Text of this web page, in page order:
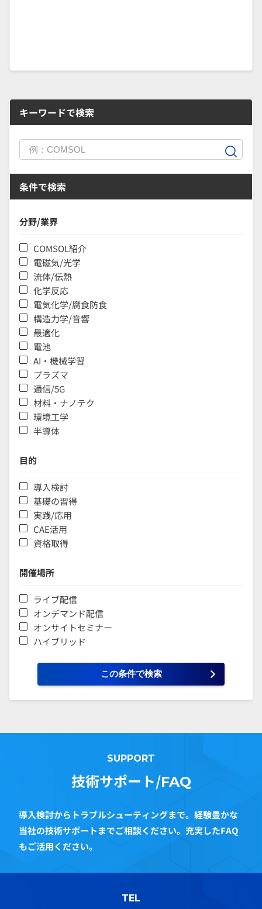
キーワードで検索
条件で検索
分野/業界
COMSOL紹介
電磁気/光学
流体/伝熱
化学反応
電気化学/腐食防食
構造力学/音響
最適化
電池
AI・機械学習
プラズマ
通信/5G
材料・ナノテク
環境工学
半導体
目的
導入検討
基礎の習得
実践/応用
CAE活用
資格取得
開催場所
ライブ配信
オンデマンド配信
オンサイトセミナー
ハイブリッド
SUPPORT
技術サポート/FAQ
導入検討からトラブルシューティングまで。経験豊かな
当社の技術サポートまでご相談ください。充実したFAQ
もご活用ください。
TEL